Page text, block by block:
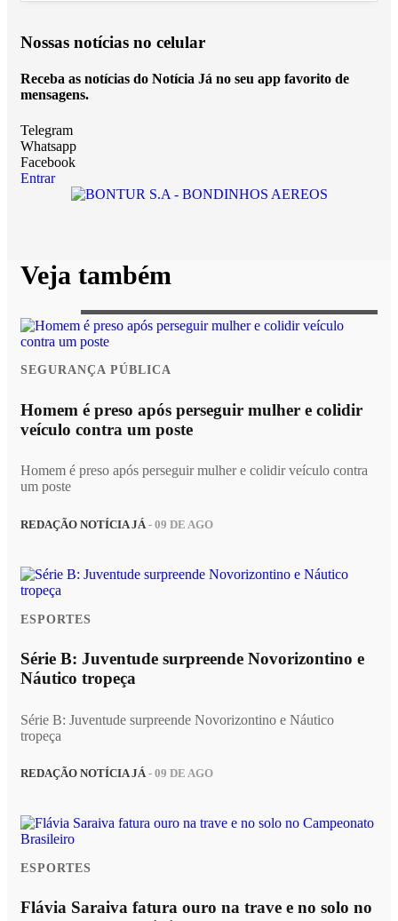
Nossas notícias no celular
Receba as notícias do Notícia Já no seu app favorito de
mensagens.
Telegram
Whatsapp
Facebook
Entrar
Veja também
SEGURANÇA PÚBLICA
Homem é preso após perseguir mulher e colidir
veículo contra um poste
Homem é preso após perseguir mulher e colidir veículo contra
um poste
REDAÇÃO NOTÍCIA JÁ- 09 DE AGO
ESPORTES
Série B: Juventude surpreende Novorizontino e
Náutico tropeça
Série B: Juventude surpreende Novorizontino e Náutico
tropeça
REDAÇÃO NOTÍCIA JÁ- 09 DE AGO
ESPORTES
Flávia Saraiva fatura ouro na trave e no solo no